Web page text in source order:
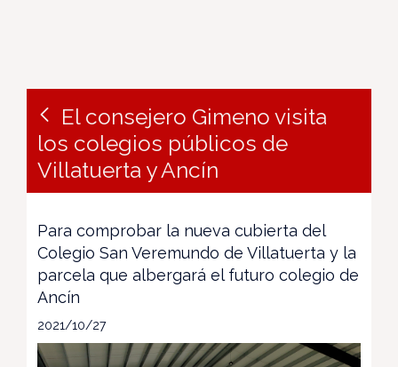
El consejero Gimeno visita
los colegios públicos de
Villatuerta y Ancín
Para comprobar la nueva cubierta del
Colegio San Veremundo de Villatuerta y la
parcela que albergará el futuro colegio de
Ancín
2021/10/27